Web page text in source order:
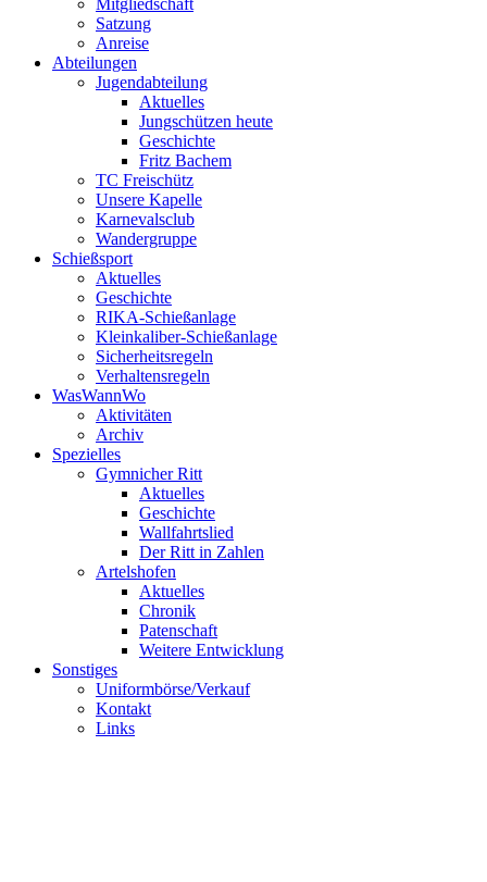
Satzung
Anreise
Abteilungen
Jugendabteilung
Aktuelles
Jungschützen heute
Geschichte
Fritz Bachem
TC Freischütz
Unsere Kapelle
Karnevalsclub
Wandergruppe
Schießsport
Aktuelles
Geschichte
RIKA-Schießanlage
Kleinkaliber-Schießanlage
Sicherheitsregeln
Verhaltensregeln
WasWannWo
Aktivitäten
Archiv
Spezielles
Gymnicher Ritt
Aktuelles
Geschichte
Wallfahrtslied
Der Ritt in Zahlen
Artelshofen
Aktuelles
Chronik
Patenschaft
Weitere Entwicklung
Sonstiges
Uniformbörse/Verkauf
Kontakt
Links